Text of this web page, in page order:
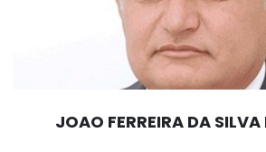
JOAO FERREIRA DA